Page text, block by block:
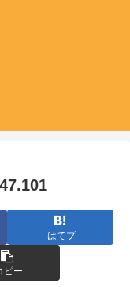
はてブ
ピー